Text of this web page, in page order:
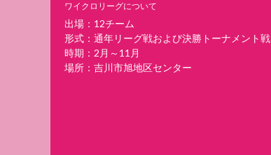
ワイクロリーグについて
出場：12チーム
形式：通年リーグ戦および決勝トーナメント戦
時期：2月～11月
場所：吉川市旭地区センター